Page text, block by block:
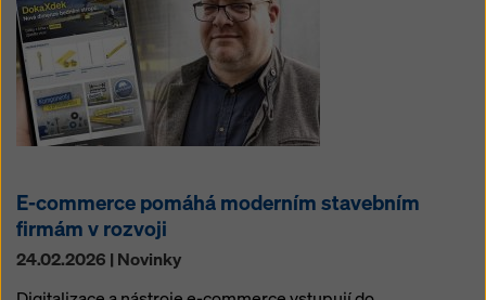
E-commerce pomáhá moderním stavebním
firmám v rozvoji
24.02.2026 | Novinky